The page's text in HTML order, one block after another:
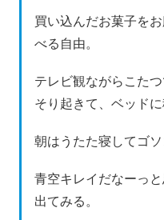
買い込んだお菓子を
べる自由。
テレビ観ながらこた
そり起きて、ベッド
朝はうたた寝してゴソ
青空キレイだなーっ
出てみる。